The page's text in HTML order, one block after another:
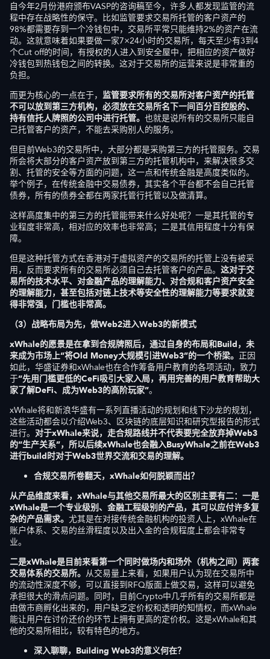
自今年2月份港府颁布VASP的咨询稿至今，许多人都发现监管的流
程中存在战略性的保守。比如监管要求交易所托管的客户资产的
98%都需要存到一个冷钱包中，交易所平常只能维持2%的资产在流
动。这就意味着如果要做一家7×24小时的交易所，每天至少有3到4
个Cut off的时间，有授权的人进入到安全屋中，把相应的资产做好
冷钱包到热钱包之间的转换。这对于交易所的运营来说是非常重的
负担。
而更为核心的一点在于， 监管要求所有的交易所对客户资产的托管
不可以放到第三方机构，必须放在交易所名下一间百分百控股的、
持有信托人牌照的公司中进行托管。 也就是说所有的交易所只能自
己托管客户的资产，不能去采购别人的服务。
但目前Web3的交易所中，大部分都是采购第三方的托管服务。交易
所会将大部分的客户资产放到第三方的托管机构中，来解决很多交
割、托管的安全等方面的问题，这一点和传统金融是高度类似的。
举个例子，在传统金融中交易债券，其实各个平台都不会自己托管
债券，所有的债券全都在两家托管行托管以及做清算。
这样高度集中的第三方的托管能带来什么好处呢？一是其托管的专
业程度非常高，相对应的效率也非常高；二是其信用程度十分有保
障。
但是这种托管方式在香港对于虚拟资产的交易所的托管上没有被采
用，反而要求所有的交易所必须自己去托管客户的产品。 这对于交
易所的技术水平、对金融产品的理解能力、对合规和客户资产安全
的理解能力，甚至包括对链上技术等安全性的理解能力等要求就变
得非常强，门槛也非常高。
（3）战略布局为先，做Web2进入Web3的新模式
xWhale的愿景是在拿到合规牌照后，通过自身的布局和Build，未
来成为市场上“将Old Money大规模引进Web3”的一个桥梁。 正因
如此，华盛证券和xWhale也在合作筹备用户教育的各项活动，致力
于“先用门槛更低的CeFi吸引大家入局，再用完善的用户教育帮助大
家了解DeFi、成为Web3的高阶玩家”。
xWhale将和新浪华盛有一系列直播活动的规划和线下沙龙的规划，
这些活动都会以介绍Web3、区块链的底层知识和研究型报告的形式
进行。 对于xWhale来说，走合规路线并不代表要完全放弃掉Web3
的“生产关系”，所以后续xWhale也会融入BusyWhale之前在Web3
进行build时对于Web3世界交流和交易的理解。
合规交易所卷翻天，xWhale如何脱颖而出？
从产品维度来看，xWhale与其他交易所最大的区别主要有二：一是
xWhale是一个专业级别、金融工程级别的产品，其可以应付许多复
杂的产品需求。 尤其是在对接传统金融机构的投资人上，xWhale在
账户体系、交易的丝滑程度以及出入金的合规程度上都会非常专
业。
二是xWhale是目前来看第一个同时做场内和场外（机构之间）两套
交易体系的交易所。 从交易量上来看，如果用户认为现在交易所中
的流动性深度不够，可以直接到RFQ版面上做交易，这样可以避免
承担很大的滑点问题。同时，目前Crypto中几乎所有的交易所都是
由做市商孵化出来的，用户缺乏定价权和透明的知情权，而xWhale
能让用户在讨价还价的环节上拥有更高的定价权。这是xWhale和其
他的交易所相比，较有特色的地方。
深入聊聊，Building Web3的意义何在？